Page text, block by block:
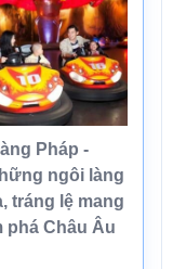
làng Pháp -
ngôi làng
tráng lệ mang
phá Châu Âu